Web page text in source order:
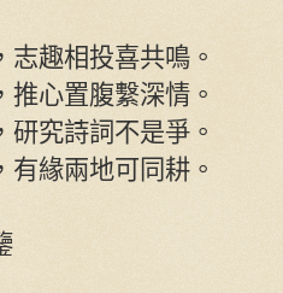
趣相投喜共鳴。
推心置腹繫深情。
研究詩詞不是爭。
緣兩地可同耕。